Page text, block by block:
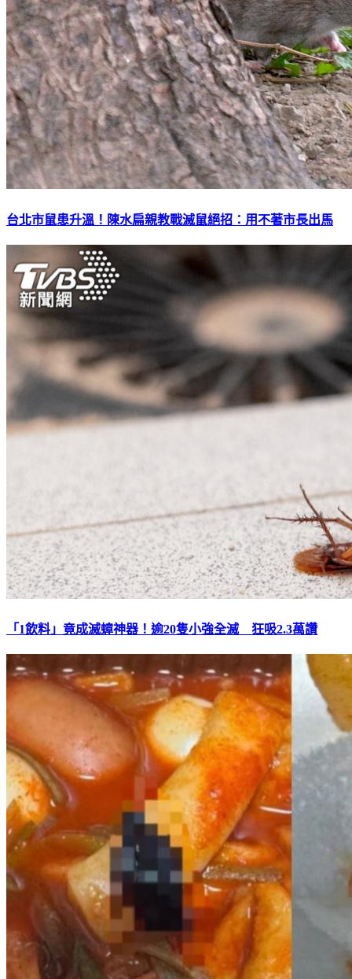
台北市鼠患升溫！陳水扁親教戰滅鼠絕招：用不著市長出馬
「1飲料」竟成滅蟑神器！逾20隻小強全滅 狂吸2.3萬讚